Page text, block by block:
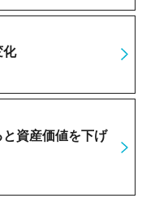
化
資産価値を下げ